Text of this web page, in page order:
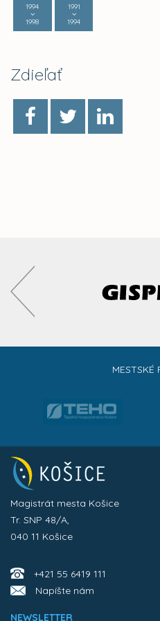
1994
1998
1991
1994
Zdieľať
MESTSKÉ
Magistrát mesta Košice
Tr. SNP 48/A,
040 11 Košice
+421 55 6419 111
Napíšte nám
NEWSLETTER